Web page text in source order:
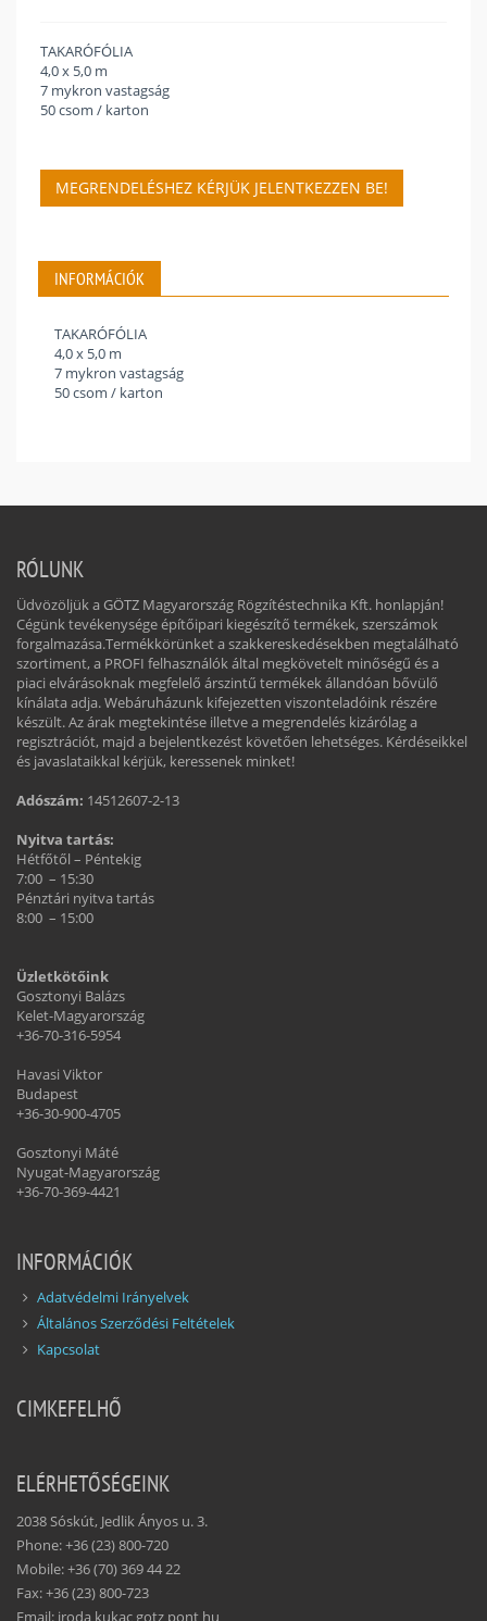
TAKARÓFÓLIA
4,0 x 5,0 m
7 mykron vastagság
50 csom / karton
MEGRENDELÉSHEZ KÉRJÜK JELENTKEZZEN BE!
INFORMÁCIÓK
TAKARÓFÓLIA
4,0 x 5,0 m
7 mykron vastagság
50 csom / karton
RÓLUNK
Üdvözöljük a GÖTZ Magyarország Rögzítéstechnika Kft. honlapján!
Cégünk tevékenysége építőipari kiegészítő termékek, szerszámok
forgalmazása.Termékkörünket a szakkereskedésekben megtalálható
szortiment, a PROFI felhasználók által megkövetelt minőségű és a
piaci elvárásoknak megfelelő árszintű termékek állandóan bővülő
kínálata adja. Webáruházunk kifejezetten viszonteladóink részére
készült. Az árak megtekintése illetve a megrendelés kizárólag a
regisztrációt, majd a bejelentkezést követően lehetséges. Kérdéseikkel
és javaslataikkal kérjük, keressenek minket!
Adószám: 14512607-2-13
Nyitva tartás:
Hétfőtől – Péntekig
7:00 – 15:30
Pénztári nyitva tartás
8:00 – 15:00
Üzletkötőink
Gosztonyi Balázs
Kelet-Magyarország
+36-70-316-5954
Havasi Viktor
Budapest
+36-30-900-4705
Gosztonyi Máté
Nyugat-Magyarország
+36-70-369-4421
INFORMÁCIÓK
Adatvédelmi Irányelvek
Általános Szerződési Feltételek
Kapcsolat
CIMKEFELHŐ
ELÉRHETŐSÉGEINK
2038 Sóskút, Jedlik Ányos u. 3.
Phone: +36 (23) 800-720
Mobile: +36 (70) 369 44 22
Fax: +36 (23) 800-723
Email: iroda kukac gotz pont hu